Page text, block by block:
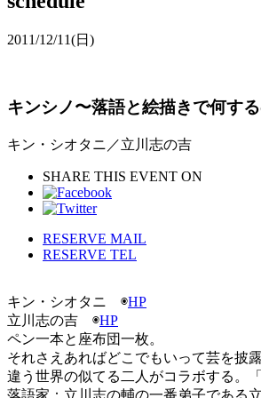
2011/12/11(日)
キンシノ〜落語と絵描きで何す
キン・シオタニ／立川志の吉
SHARE THIS EVENT ON
RESERVE MAIL
RESERVE TEL
キン・シオタニ ◉HP
立川志の吉 ◉HP
ペン一本と座布団一枚。
それさえあればどこでもいって芸を披露
違う世界の似てる二人がコラボする。